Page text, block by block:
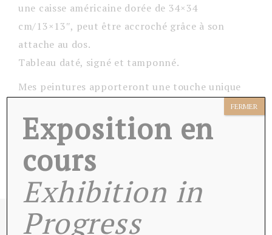
une caisse américaine dorée de 34×34
cm/13×13″, peut être accroché grâce à son
attache au dos.
Tableau daté, signé et tamponné.
Mes peintures apporteront une touche unique
Livré avec son certificat d’authenticité et
emballé soigneusement.
Exposition en
cours
Exhibition in
Progress
FERMER